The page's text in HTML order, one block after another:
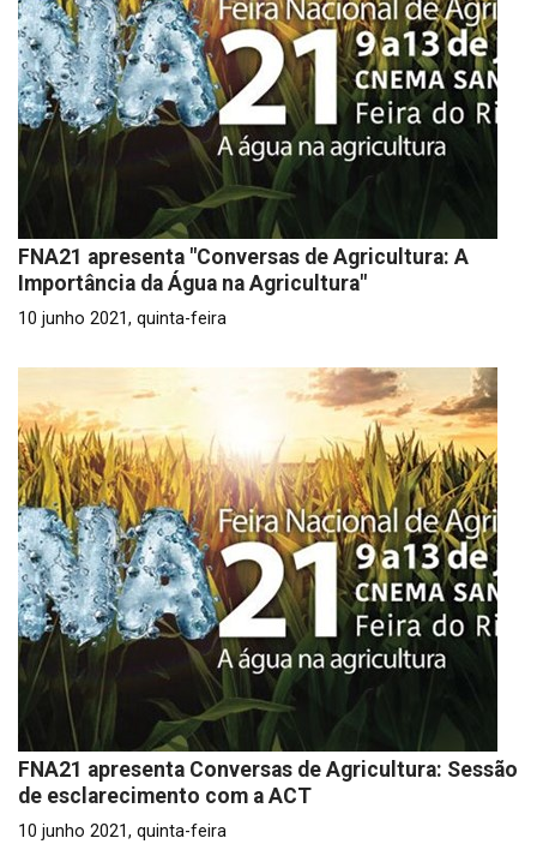
FNA21 apresenta "Conversas de Agricultura: A
Importância da Água na Agricultura"
10 junho 2021, quinta-feira
FNA21 apresenta Conversas de Agricultura: Sessão
de esclarecimento com a ACT
10 junho 2021, quinta-feira